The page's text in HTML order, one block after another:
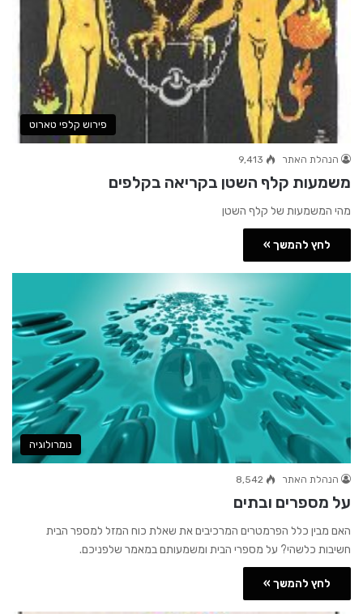
פירוש קלפי טארוט
הנהלת האתר 9,413
משמעות קלף השטן בקריאה בקלפים
מהי המשמעות של קלף השטן
לחץ להמשך »
נומרולוגיה
הנהלת האתר 8,542
על מספרים ובתים
האם מבין כלל הפרמטרים המרכיבים את שאלת כוח המזל למספר הבית
חשיבות כלשהי? על מספרי הבית ומשמעותם במאמר שלפניכם.
לחץ להמשך »